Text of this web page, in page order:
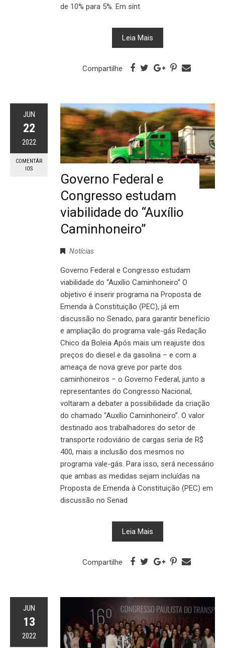
de 10% para 5%. Em sínt
Leia Mais
Compartilhe
JUN
22
2022
COMENTÁR
IOS
Governo Federal e
Congresso estudam
viabilidade do “Auxílio
Caminhoneiro”
Notícias
Governo Federal e Congresso estudam
viabilidade do “Auxílio Caminhoneiro” O
objetivo é inserir programa na Proposta de
Emenda à Constituição (PEC), já em
discussão no Senado, para garantir benefício
e ampliação do programa vale-gás Redação
Chico da Boleia Após mais um reajuste dos
preços do diesel e da gasolina – e com a
ameaça de nova greve por parte dos
caminhoneiros – o Governo Federal, junto a
representantes do Congresso Nacional,
voltaram a debater a possibilidade da criação
do chamado “Auxílio Caminhoneiro”. O valor
destinado aos trabalhadores do setor de
transporte rodoviário de cargas seria de R$
400, mais a inclusão dos mesmos no
programa vale-gás. Para isso, será necessário
que ambas as medidas sejam incluídas na
Proposta de Emenda à Constituição (PEC) em
discussão no Senad
Leia Mais
Compartilhe
JUN
13
2022